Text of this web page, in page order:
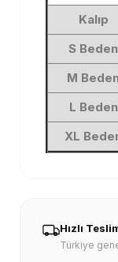
Kalıp
S Beden
M
L Beden
XL
Hızlı
Türkiye